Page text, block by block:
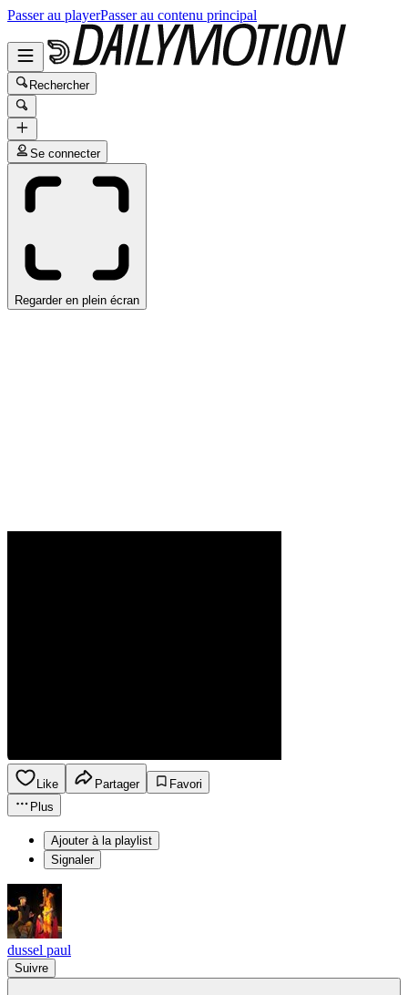
Passer au playerPasser au contenu principal
Rechercher
Se connecter
Regarder en plein écran
Like Partager
Favori
Plus
Ajouter à la playlist
Signaler
dussel paul
Suivre